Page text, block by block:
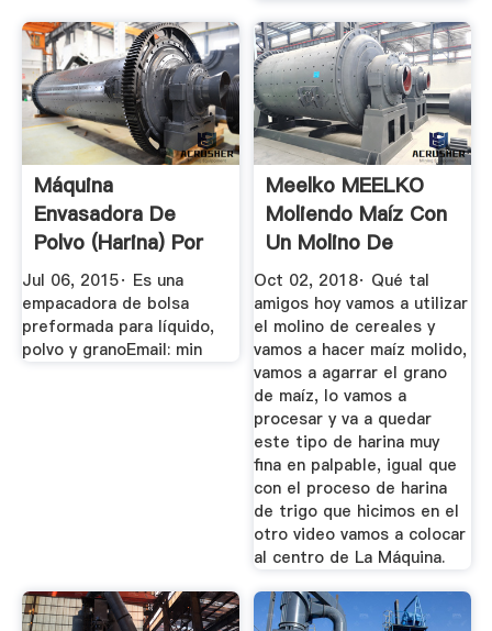
Máquina
Envasadora De
Polvo (Harina) Por
Doypack YouTube
Jul 06, 2015· Es una
empacadora de bolsa
preformada para líquido,
polvo y granoEmail: min
Meelko MEELKO
Moliendo Maíz Con
Un Molino De
Harina ...
Oct 02, 2018· Qué tal
amigos hoy vamos a utilizar
el molino de cereales y
vamos a hacer maíz molido,
vamos a agarrar el grano
de maíz, lo vamos a
procesar y va a quedar
este tipo de harina muy
fina en palpable, igual que
con el proceso de harina
de trigo que hicimos en el
otro video vamos a colocar
al centro de La Máquina.